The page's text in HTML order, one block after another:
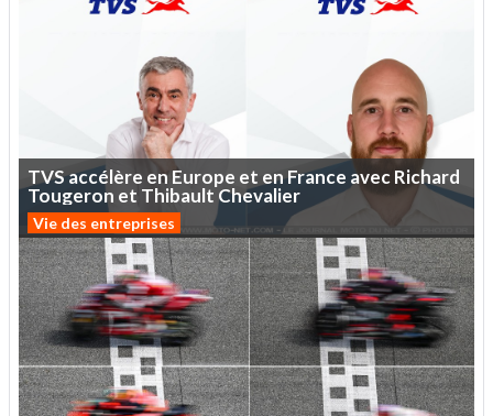
TVSaccélère enEurope et enFrance avecRichard
Tougeron et Thibault Chevalier
Vie des entreprises